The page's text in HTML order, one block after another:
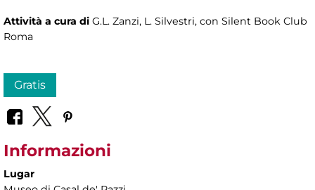
Attività a cura di G.L. Zanzi, L. Silvestri, con Silent Book Club
Roma
Gratis
Informazioni
Lugar